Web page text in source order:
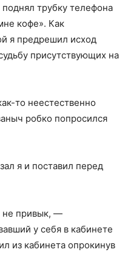
трубку телефона
кофе». Как
я предрешил исход
присутствующих на
то неестественно
робко попросился
я и поставил перед
не привык, —
у себя в кабинете
из кабинета опрокинув